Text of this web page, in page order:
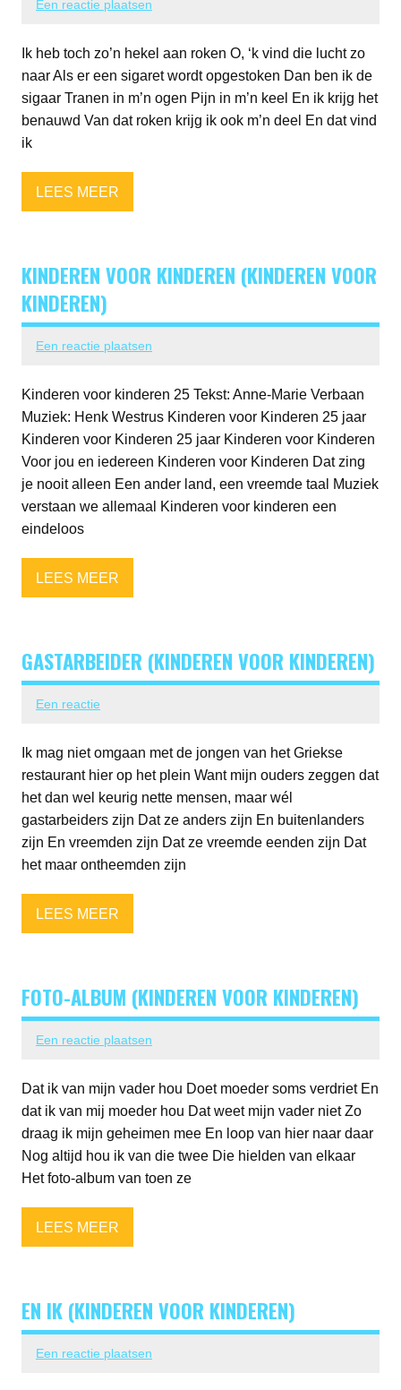
Een reactie plaatsen
Ik heb toch zo’n hekel aan roken O, ‘k vind die lucht zo
naar Als er een sigaret wordt opgestoken Dan ben ik de
sigaar Tranen in m’n ogen Pijn in m’n keel En ik krijg het
benauwd Van dat roken krijg ik ook m’n deel En dat vind
ik
LEES MEER
KINDEREN VOOR KINDEREN (KINDEREN VOOR
KINDEREN)
Een reactie plaatsen
Kinderen voor kinderen 25 Tekst: Anne-Marie Verbaan
Muziek: Henk Westrus Kinderen voor Kinderen 25 jaar
Kinderen voor Kinderen 25 jaar Kinderen voor Kinderen
Voor jou en iedereen Kinderen voor Kinderen Dat zing
je nooit alleen Een ander land, een vreemde taal Muziek
verstaan we allemaal Kinderen voor kinderen een
eindeloos
LEES MEER
GASTARBEIDER (KINDEREN VOOR KINDEREN)
Een reactie
Ik mag niet omgaan met de jongen van het Griekse
restaurant hier op het plein Want mijn ouders zeggen dat
het dan wel keurig nette mensen, maar wél
gastarbeiders zijn Dat ze anders zijn En buitenlanders
zijn En vreemden zijn Dat ze vreemde eenden zijn Dat
het maar ontheemden zijn
LEES MEER
FOTO-ALBUM (KINDEREN VOOR KINDEREN)
Een reactie plaatsen
Dat ik van mijn vader hou Doet moeder soms verdriet En
dat ik van mij moeder hou Dat weet mijn vader niet Zo
draag ik mijn geheimen mee En loop van hier naar daar
Nog altijd hou ik van die twee Die hielden van elkaar
Het foto-album van toen ze
LEES MEER
EN IK (KINDEREN VOOR KINDEREN)
Een reactie plaatsen